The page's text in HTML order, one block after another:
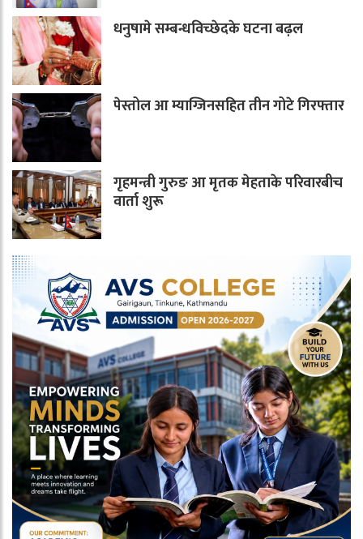
धनुषामे सम्बन्धविच्छेदके घटना बढ़ल
पेस्तोल आ म्याग्जिनसहित तीन गोटे गिरफ्तार
गृहमन्त्री गुरुङ आ मृतक मेहताके परिवारबीच
वार्ता शुरू